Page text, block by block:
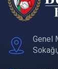
Genel